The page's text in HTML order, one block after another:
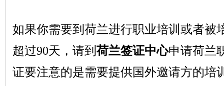
如果你需要到荷兰进行职业培训或者被
超过90天，请到 荷兰签证中心申请荷兰
证要注意的是需要提供国外邀请方的培